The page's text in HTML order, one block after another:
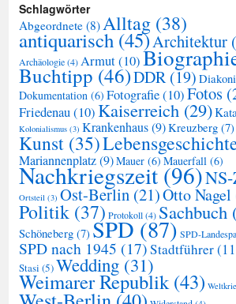
Schlagwörter
Abgeordnete (8)Alltag (38)
antiquarisch (45)Architektur
Archäologie(4)Armut(10)
Buchtipp (46)DDR (19)
Dokumentation (6) Fotografie(10)Fotos
Friedenau(10)Kaiserreich(29)
Kolonialismus (3) Krankenhaus(9)Kreuzberg (7)
Kunst (35)
Mariannenplatz(9)Mauer (6) Mauerfall (6)
Nachkriegszeit(96)
Ortsteil (3) Ost-Berlin (21)Otto Nagel
Politik (37) Protokoll(4) Sachbuch
Schöneberg (7) SPD(87) SPD-
SPD nach 1945 (17)Stadtführer
Stasi (5)Wedding (31)
Weimarer Republik(43)